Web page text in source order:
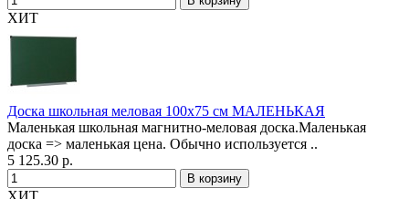
ХИТ
Доска школьная меловая 100х75 см МАЛЕНЬКАЯ
Маленькая школьная магнитно-меловая доска.Маленькая
доска => маленькая цена. Обычно используется ..
5 125.30 р.